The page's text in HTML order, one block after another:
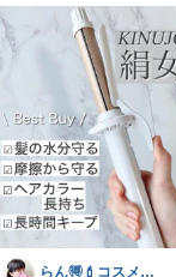
らん🉐💄コスメ&ファッション👗✨